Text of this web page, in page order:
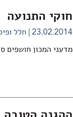
חוקי התנועה
23.02.2014 חלל
מדעני המכון חושפים